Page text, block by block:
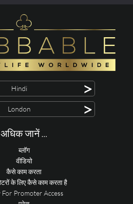
Hindi >
London >
अधिक जानें ...
ब्लॉग
वीडियो
कैसे काम करता
के लिए कैसे काम करता है
For Promoter Access